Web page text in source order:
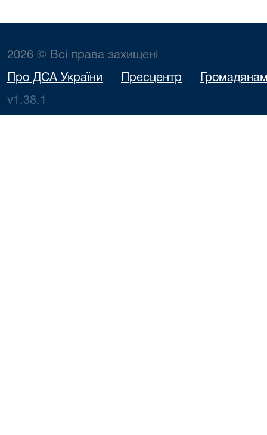
2026 © Всі права захищені
Про ДСА України Пресцентр
v1.38.1